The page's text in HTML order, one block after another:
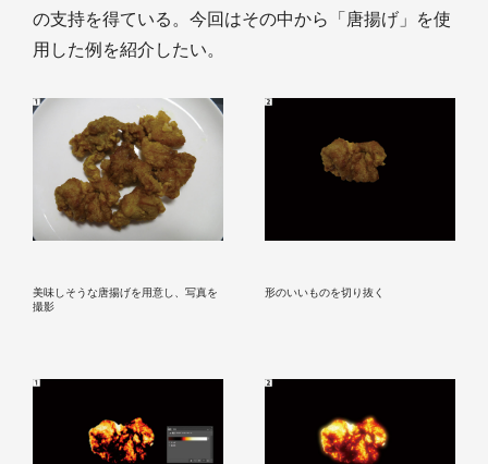
の支持を得ている。今回はその中から「唐揚げ」を使
用した例を紹介したい。
美味しそうな唐揚げを用意し、写真を
撮影
形のいいものを切り抜く